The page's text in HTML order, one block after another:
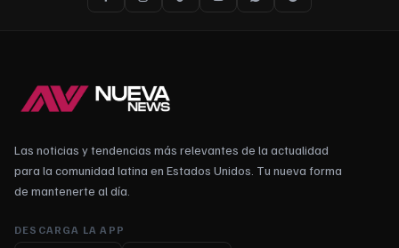
Las noticias y tendencias más relevantes de la actualidad
para la comunidad latina en Estados Unidos. Tu nueva forma
de mantenerte al día.
DESCARGA LA APP